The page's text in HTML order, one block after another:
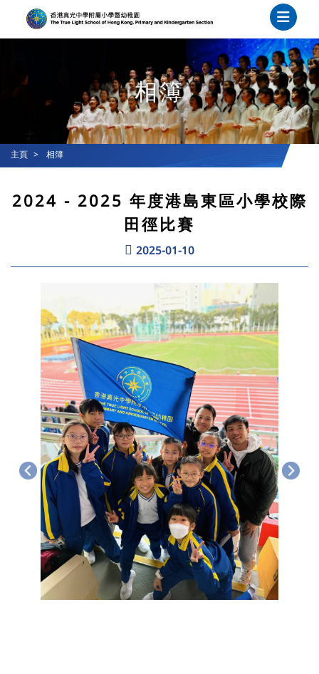
相簿
主頁 相簿
2024 - 2025 年度港島東區小學校際
田徑比賽
2025-01-10